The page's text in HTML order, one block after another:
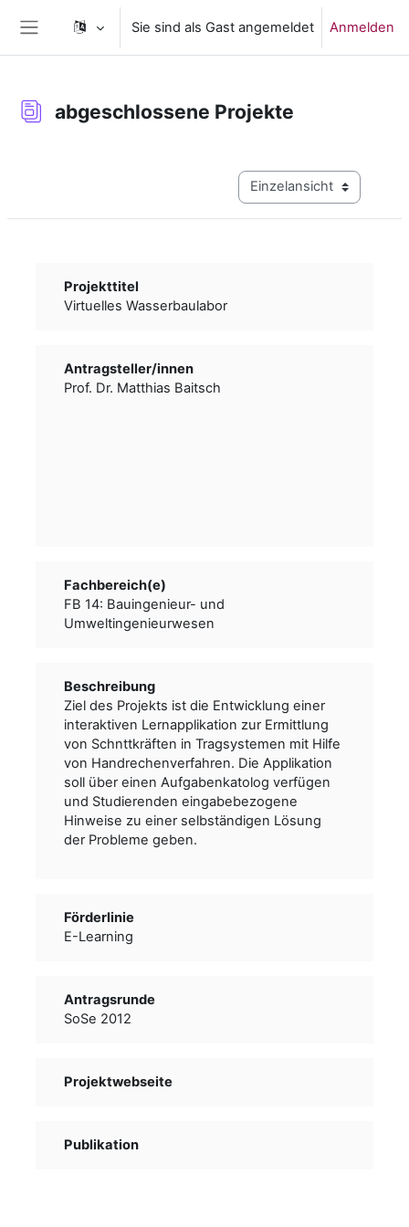
Website-Übersicht
Sie sind als Gast angemeldet Anmelden
abgeschlossene Projekte
Modus Tertiärnavigation
Projekttitel
Virtuelles Wasserbaulabor
Antragsteller/­­innen
Prof. Dr. Matthias Baitsch
Fachbereich(e)
FB 14: Bauingenieur- und
Umweltingenieurwesen
Beschreibung
Ziel des Projekts ist die Entwicklung einer
interaktiven Lernapplikation zur Ermittlung
von Schnttkräften in Tragsystemen mit Hilfe
von Handrechenverfahren. Die Applikation
soll über einen Aufgabenkatolog verfügen
und Studierenden eingabebezogene
Hinweise zu einer selbständigen Lösung
der Probleme geben.
Förderlinie
E-Learning
Antragsrunde
SoSe 2012
Projektwebseite
Publikation